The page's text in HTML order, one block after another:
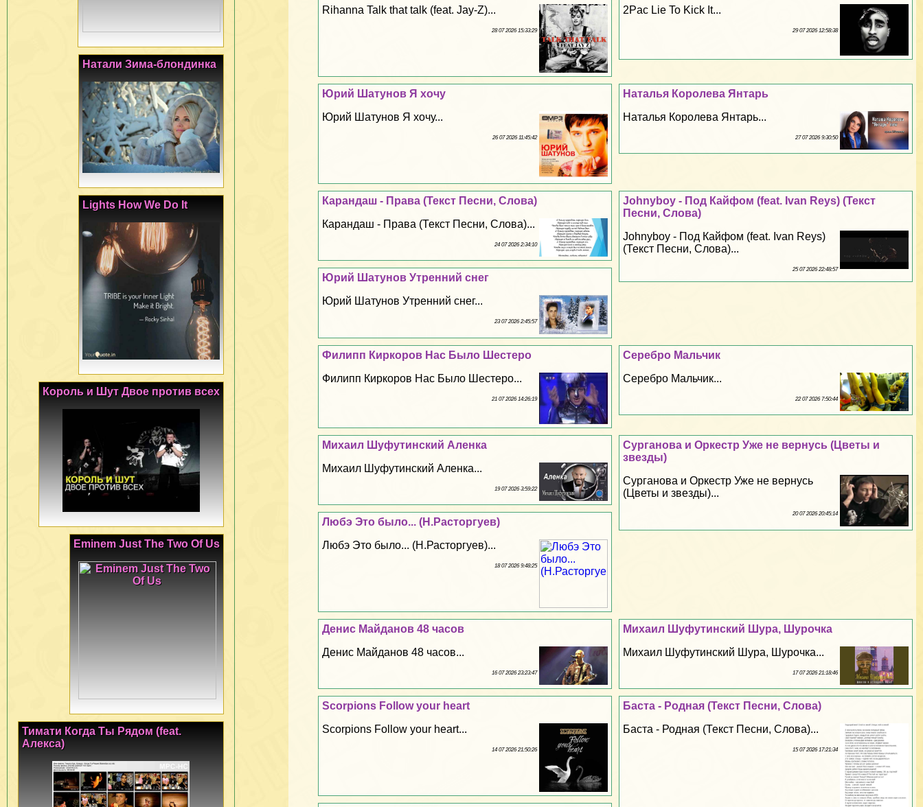
2Pac Lie To Kick It...
29 07 2026 12:58:38
Rihanna Talk that talk (feat. Jay-Z)...
28 07 2026 15:33:29
Наталья Королева Янтарь
Наталья Королева Янтарь...
27 07 2026 9:30:50
Юрий Шатунов Я хочу
Юрий Шатунов Я хочу...
26 07 2026 11:45:42
Johnyboy - Под Кайфом (feat. Ivan Reys) (Текст
Песни, Слова)
Johnyboy - Под Кайфом (feat. Ivan Reys)
(Текст Песни, Слова)...
25 07 2026 22:48:57
Карандаш - Права (Текст Песни, Слова)
Карандаш - Права (Текст Песни, Слова)...
24 07 2026 2:34:10
Юрий Шатунов Утренний снег
Юрий Шатунов Утренний снег...
23 07 2026 2:45:57
Серебро Мальчик
Серебро Мальчик...
22 07 2026 7:50:44
Филипп Киркоров Нас Было Шестеро
Филипп Киркоров Нас Было Шестеро...
21 07 2026 14:26:19
Сурганова и Оркестр Уже не вернусь (Цветы и
звезды)
Сурганова и Оркестр Уже не вернусь
(Цветы и звезды)...
20 07 2026 20:45:14
Михаил Шуфутинский Аленка
Михаил Шуфутинский Аленка...
19 07 2026 3:59:22
Любэ Это было... (Н.Расторгуев)
Любэ Это было... (Н.Расторгуев)...
18 07 2026 9:48:25
Михаил Шуфутинский Шура, Шурочка
Михаил Шуфутинский Шура, Шурочка...
17 07 2026 21:18:46
Денис Майданов 48 часов
Денис Майданов 48 часов...
16 07 2026 23:23:47
Баста - Родная (Текст Песни, Слова)
Баста - Родная (Текст Песни, Слова)...
15 07 2026 17:21:34
Scorpions Follow your heart
Scorpions Follow your heart...
14 07 2026 21:50:26
Натали Зима-блондинка
Lights How We Do It
Король и Шут Двое против всех
Eminem Just The Two Of Us
Тимати Когда Ты Рядом (feat.
Алекса)